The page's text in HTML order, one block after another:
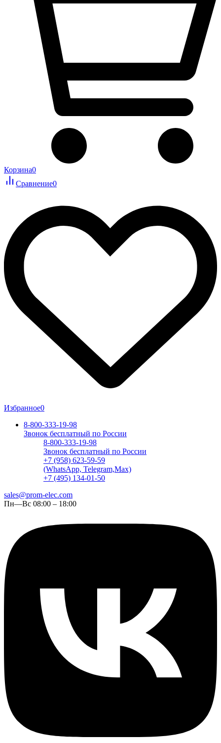
Корзина0
Сравнение0
Избранное0
8-800-333-19-98
Звонок бесплатный по России
8-800-333-19-98
Звонок бесплатный по России
+7 (958) 623-59-59
(WhatsApp, Telegram,Max)
+7 (495) 134-01-50
sales@prom-elec.com
Пн—Вс 08:00 – 18:00